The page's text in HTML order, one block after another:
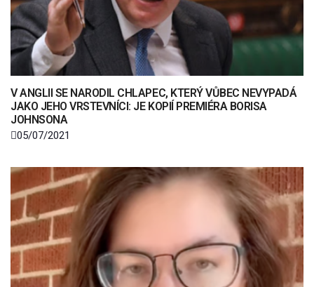
V ANGLII SE NARODIL CHLAPEC, KTERÝ VŮBEC NEVYPADÁ
JAKO JEHO VRSTEVNÍCI: JE KOPIÍ PREMIÉRA BORISA
JOHNSONA
05/07/2021